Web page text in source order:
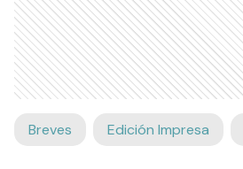
Breves Edición Impresa